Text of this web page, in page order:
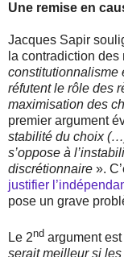
Une remise en
Jacques Sapir
la contradiction
constitutionnalisme
réfutent le rôle des
maximisation des
premier argument
stabilité du choix
s’oppose à
discrétionnaire ».
justifier
pose un grave
Le 2nd argument est
serait meilleur si